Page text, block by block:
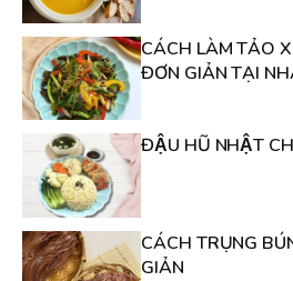
CÁCH LÀM TẢO
ĐƠN GIẢN TẠI
ĐẬU HŨ NHẬT
CÁCH TRỤNG
GIẢN